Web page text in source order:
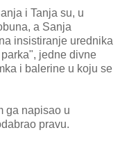
i Tanja su, u
a Sanja
insistiranje urednika
jedne divne
i balerine u koju se
ga napisao u
pravu.